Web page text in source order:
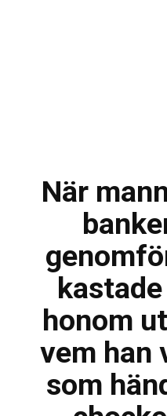
När
honom
vem han
som